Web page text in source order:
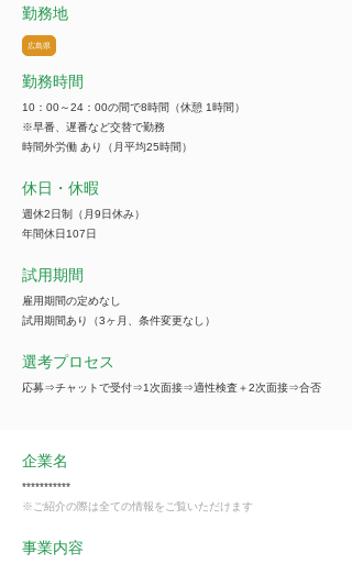
勤務地
広島県
勤務時間
10：00～24：00の間で8時間（休憩 1時間）
※早番、遅番など交替で勤務
時間外労働 あり（月平均25時間）
休日・休暇
週休2日制（月9日休み）
年間休日107日
試用期間
雇用期間の定めなし
試用期間あり（3ヶ月、条件変更なし）
選考プロセス
応募⇒チャットで受付⇒1次面接⇒適性検査＋2次面接⇒合否
企業名
***********
※ご紹介の際は全ての情報をご覧いただけます
事業内容